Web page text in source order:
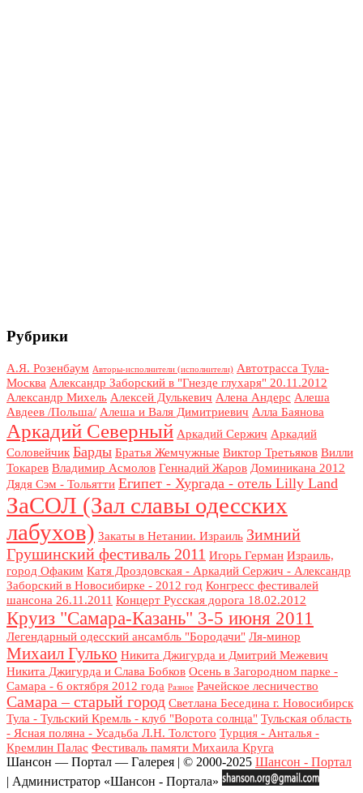
Рубрики
А.Я. Розенбаум Авторы-исполнители (исполнители) Автотрасса Тула-
Москва Александр Заборский в "Гнезде глухаря" 20.11.2012
Александр Михель Алексей Дулькевич Алена Андерс Алеша
Авдеев /Польша/ Алеша и Валя Димитриевич Алла Баянова
Аркадий Северный Аркадий Сержич Аркадий
Соловейчик Барды Братья Жемчужные Виктор Третьяков Вилли
Токарев Владимир Асмолов Геннадий Жаров Доминикана 2012
Дядя Сэм - Тольятти Египет - Хургада - отель Lilly Land
ЗаСОЛ (Зал славы одесских
лабухов) Закаты в Нетании. Израиль Зимний
Грушинский фестиваль 2011 Игорь Герман Израиль,
город Офаким Катя Дроздовская - Аркадий Сержич - Александр
Заборский в Новосибирке - 2012 год Конгресс фестивалей
шансона 26.11.2011 Концерт Русская дорога 18.02.2012
Круиз "Самара-Казань" 3-5 июня 2011
Легендарный одесский ансамбль "Бородачи" Ля-минор
Михаил Гулько Никита Джигурда и Дмитрий Межевич
Никита Джигурда и Слава Бобков Осень в Загородном парке -
Самара - 6 октября 2012 года Разное Рачейское лесничество
Самара – старый город Светлана Беседина г. Новосибирск
Тула - Тульский Кремль - клуб "Ворота солнца" Тульская область
- Ясная поляна - Усадьба Л.Н. Толстого Турция - Анталья -
Кремлин Палас Фестиваль памяти Михаила Круга
Шансон — Портал — Галерея | © 2000-2025 Шансон - Портал
| Администратор «Шансон - Портала»